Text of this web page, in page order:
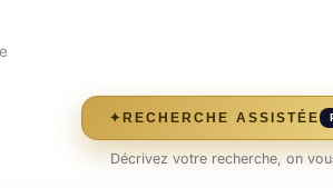
✦ RECHERCHE ASSISTÉE
Décrivez votre recherche, on